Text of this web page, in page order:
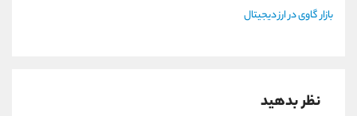
بازار گاوی در ارز دیجیتال
نظر بدهید